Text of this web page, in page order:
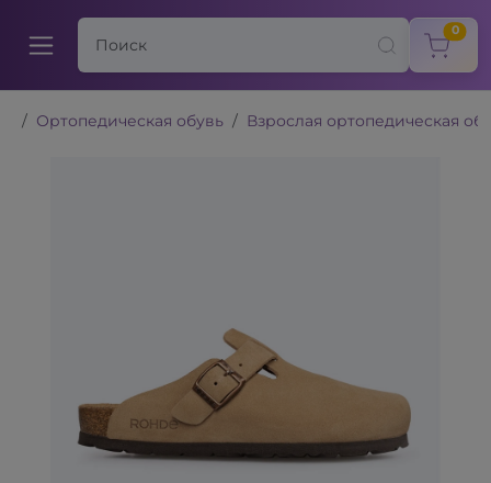
0
Ортопедическая обувь Взрослая ортопедическая